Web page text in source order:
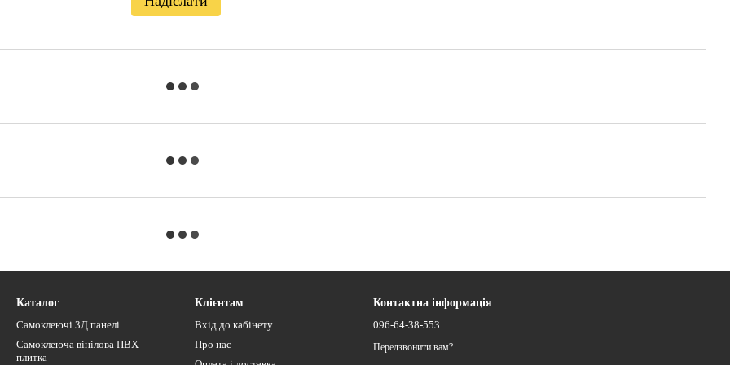
Каталог
Самоклеючі 3Д панелі
Самоклеюча вінілова ПВХ
плитка
Клієнтам
Вхід до кабінету
Про нас
Контактна інформація
096-64-38-553
Передзвонити вам?